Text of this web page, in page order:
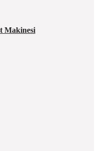
Makinesi